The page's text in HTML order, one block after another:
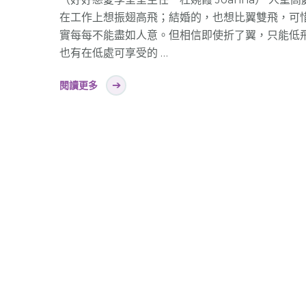
在工作上想振翅高飛；結婚的，也想比翼雙飛，可
實每每不能盡如人意。但相信即使折了翼，只能低
也有在低處可享受的 …
閱讀更多